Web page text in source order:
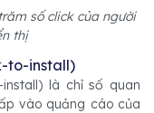
số click của người
thị
to-install)
là chỉ số quan
vào quảng cáo của